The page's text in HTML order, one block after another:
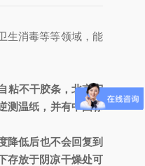
生消毒等等领域，能
粘不干胶条，北京宏
测温纸，并有中国标
降低后也不会回复到
存放于阴凉干燥处可